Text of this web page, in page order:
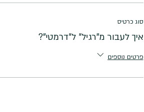
סוג כרטיס
איך לעבור מ"רגיל" ל"דרמטי"?
פרטים נוספים